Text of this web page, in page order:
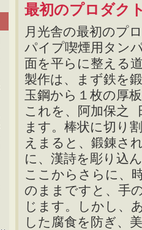
最初のプロダク
月光舎の最初のプ
パイプ喫煙用タン
面を平らに整える
製作は、まず鉄を
玉鋼から１枚の厚
これを、阿加保之
ます。棒状に切り
えまると、鍛錬さ
に、漢詩を彫り込
ここからさらに、
のままですと、手
じます。しかし、
した腐食を防ぎ、